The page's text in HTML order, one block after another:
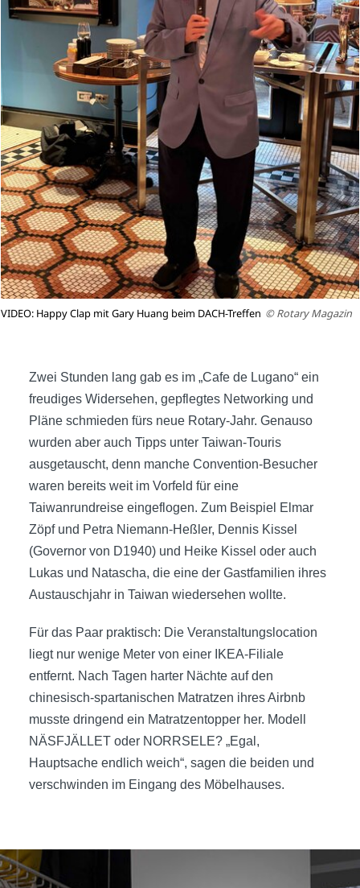
VIDEO: Happy Clap mit Gary Huang beim DACH-Treffen © Rotary Magazin
Zwei Stunden lang gab es im „Cafe de Lugano“ ein
freudiges Widersehen, gepflegtes Networking und
Pläne schmieden fürs neue Rotary-Jahr. Genauso
wurden aber auch Tipps unter Taiwan-Touris
ausgetauscht, denn manche Convention-Besucher
waren bereits weit im Vorfeld für eine
Taiwanrundreise eingeflogen. Zum Beispiel Elmar
Zöpf und Petra Niemann-Heßler, Dennis Kissel
(Governor von D1940) und Heike Kissel oder auch
Lukas und Natascha, die eine der Gastfamilien ihres
Austauschjahr in Taiwan wiedersehen wollte.
Für das Paar praktisch: Die Veranstaltungslocation
liegt nur wenige Meter von einer IKEA-Filiale
entfernt. Nach Tagen harter Nächte auf den
chinesisch-spartanischen Matratzen ihres Airbnb
musste dringend ein Matratzentopper her. Modell
NÄSFJÄLLET oder NORRSELE? „Egal,
Hauptsache endlich weich“, sagen die beiden und
verschwinden im Eingang des Möbelhauses.